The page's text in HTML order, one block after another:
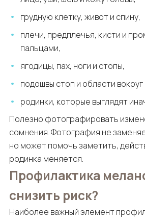
грудную клетку, живот и спину,
плечи, предплечья, кисти и
пальцами,
ягодицы, пах, ноги и стопы,
подошвы стоп и области вокруг
родинки, которые выглядят
Полезно фотографировать
сомнения. Фотография не
но может помочь заметить,
родинка меняется.
Профилактика
снизить риск?
Наиболее важный элемент